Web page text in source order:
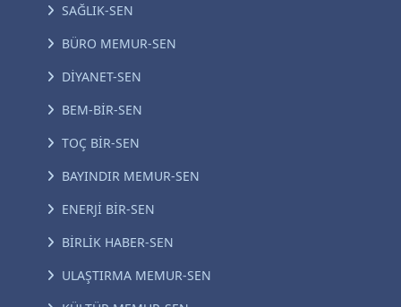
SAĞLIK-SEN
BÜRO MEMUR-SEN
DİYANET-SEN
BEM-BİR-SEN
TOÇ BİR-SEN
BAYINDIR MEMUR-SEN
ENERJİ BİR-SEN
BİRLİK HABER-SEN
ULAŞTIRMA MEMUR-SEN